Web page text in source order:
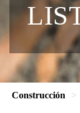
Construcción